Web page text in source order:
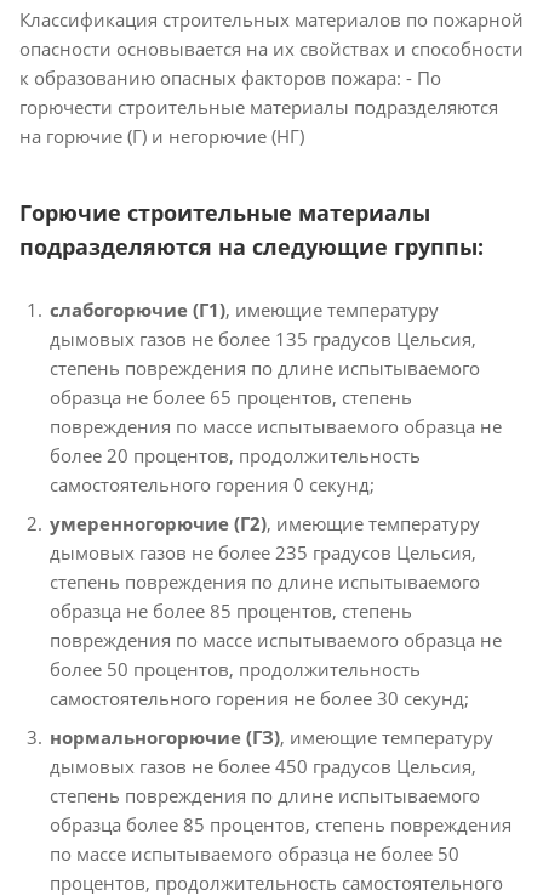
Классификация строительных материалов по пожарной
опасности основывается на их свойствах и способности
к образованию опасных факторов пожара: - По
горючести строительные материалы подразделяются
на горючие (Г) и негорючие (НГ)
Горючие строительные материалы
подразделяются на следующие группы:
слабогорючие (Г1), имеющие температуру
дымовых газов не более 135 градусов Цельсия,
степень повреждения по длине испытываемого
образца не более 65 процентов, степень
повреждения по массе испытываемого образца не
более 20 процентов, продолжительность
самостоятельного горения 0 секунд;
умеренногорючие (Г2), имеющие температуру
дымовых газов не более 235 градусов Цельсия,
степень повреждения по длине испытываемого
образца не более 85 процентов, степень
повреждения по массе испытываемого образца не
более 50 процентов, продолжительность
самостоятельного горения не более 30 секунд;
нормальногорючие (ГЗ), имеющие температуру
дымовых газов не более 450 градусов Цельсия,
степень повреждения по длине испытываемого
образца более 85 процентов, степень повреждения
по массе испытываемого образца не более 50
процентов, продолжительность самостоятельного